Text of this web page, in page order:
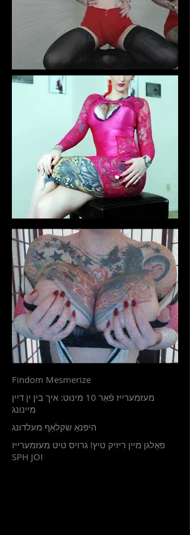
Findom Mesmerize
מעזמערייז פֿאַר 10 מינוט: איך בין ין דיין
מיינונג
היפּנאָ שקלאַף מעלדונג
פאָלגן מיין ריזיק טיץ! גרויס טיט מעזמערייז
SPH JOI